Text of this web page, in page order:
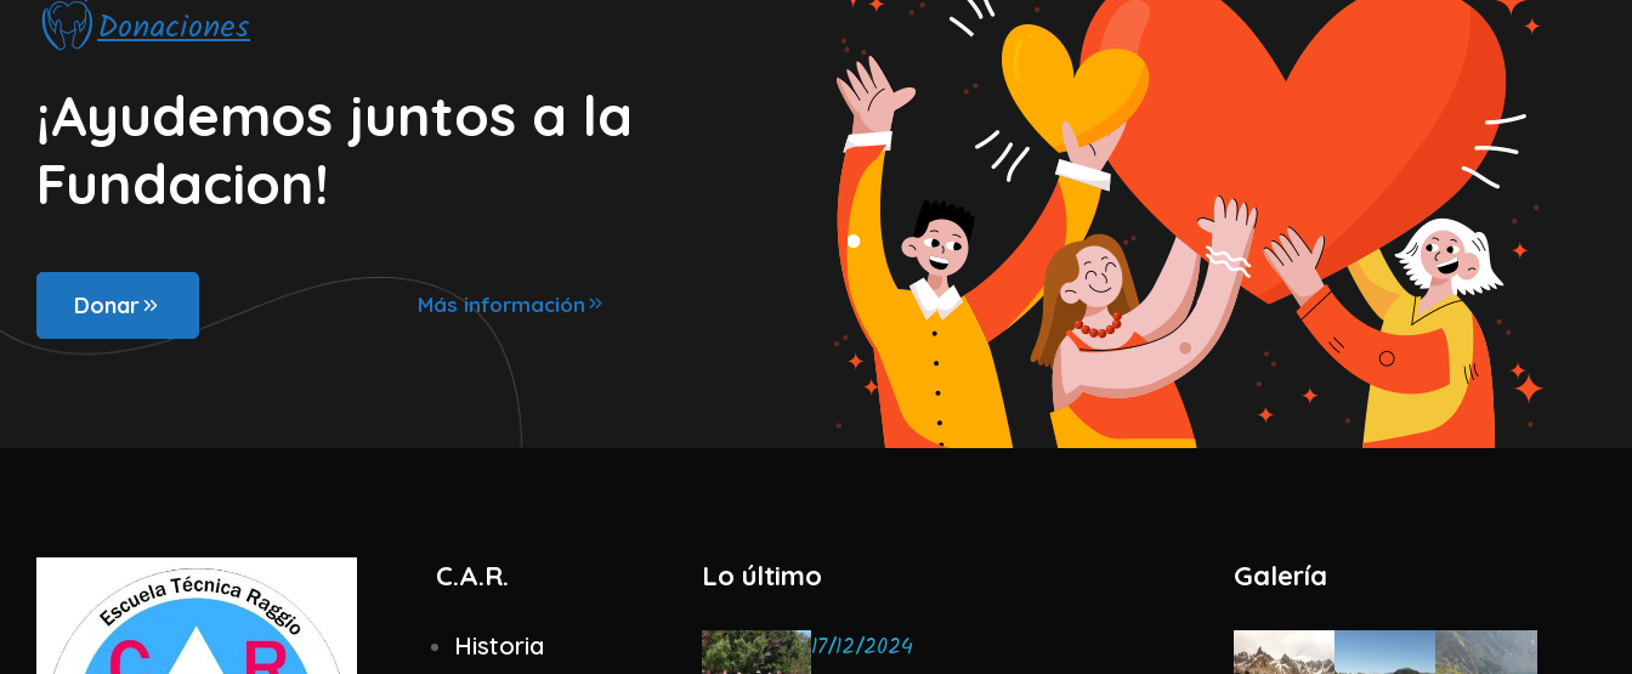
Donaciones
¡Ayudemos juntos a la
Fundacion!
Donar Más información
C.A.R.
Historia
Lo último
17/12/2024
Galería